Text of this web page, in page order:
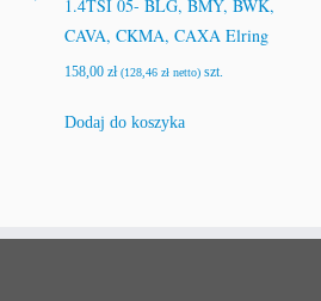
1.4TSI 05- BLG, BMY, BWK,
CAVA, CKMA, CAXA Elring
158,00 zł (128,46 złnetto)szt.
Dodaj do koszyka